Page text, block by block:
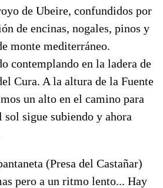
de Ubeire, confundidos por
de encinas, nogales, pinos y
monte mediterráneo.
contemplando en la ladera de
Cura. A la altura de la Fuente
un alto en el camino para
sigue subiendo y ahora
(Presa del Castañar)
pero a un ritmo lento... Hay